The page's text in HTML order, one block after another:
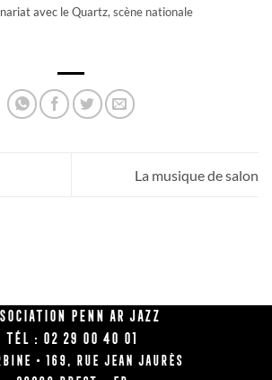
avec leQuartz, scène nationale
La musique de salon
Penn Ar Jazz
Tél : 02 29 00 40 01
• 169, rue Jean Jaurès